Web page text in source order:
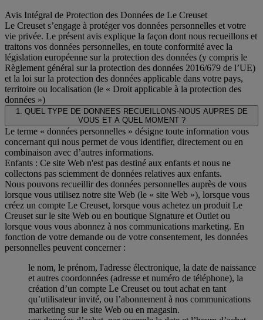
Avis Intégral de Protection des Données de Le Creuset
Le Creuset s’engage à protéger vos données personnelles et votre
vie privée. Le présent avis explique la façon dont nous recueillons et
traitons vos données personnelles, en toute conformité avec la
législation européenne sur la protection des données (y compris le
Règlement général sur la protection des données 2016/679 de l’UE)
et la loi sur la protection des données applicable dans votre pays,
territoire ou localisation (le « Droit applicable à la protection des
données »)
1. QUEL TYPE DE DONNEES RECUEILLONS-NOUS AUPRES DE
VOUS ET A QUEL MOMENT ?
Le terme « données personnelles » désigne toute information vous
concernant qui nous permet de vous identifier, directement ou en
combinaison avec d’autres informations.
Enfants : Ce site Web n'est pas destiné aux enfants et nous ne
collectons pas sciemment de données relatives aux enfants.
Nous pouvons recueillir des données personnelles auprès de vous
lorsque vous utilisez notre site Web (le « site Web »), lorsque vous
créez un compte Le Creuset, lorsque vous achetez un produit Le
Creuset sur le site Web ou en boutique Signature et Outlet ou
lorsque vous vous abonnez à nos communications marketing. En
fonction de votre demande ou de votre consentement, les données
personnelles peuvent concerner :
le nom, le prénom, l'adresse électronique, la date de naissance
et autres coordonnées (adresse et numéro de téléphone), la
création d’un compte Le Creuset ou tout achat en tant
qu’utilisateur invité, ou l’abonnement à nos communications
marketing sur le site Web ou en magasin.